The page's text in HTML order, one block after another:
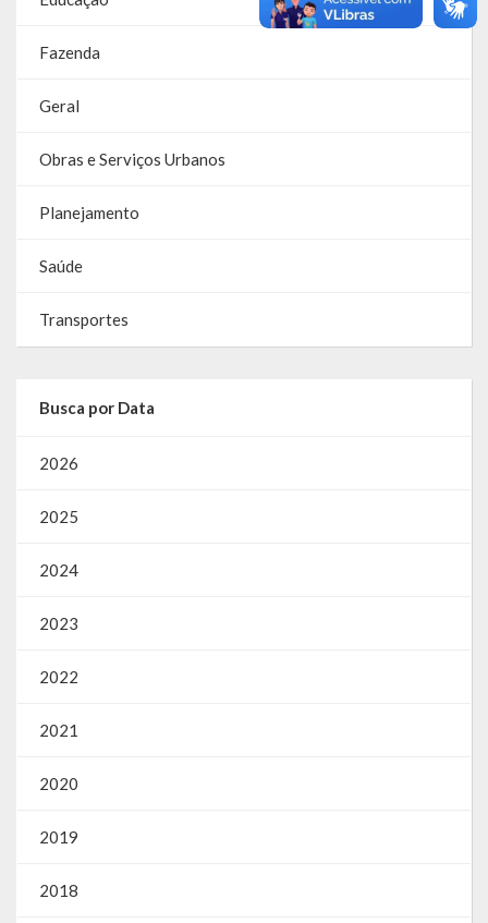
Despesas
Arrecadação
Diárias
Fazenda
Geral
Obras e Serviços Urbanos
Planejamento
Saúde
Transportes
Busca por Data
2026
2025
2024
2023
2022
2021
2020
2019
2018